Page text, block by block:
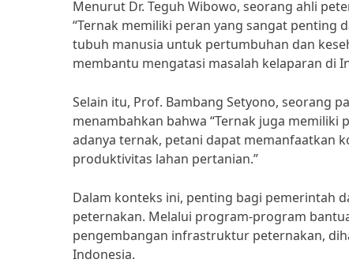
Menurut Dr. Teguh Wibowo, seorang ahli
“Ternak memiliki peran yang sangat penting
tubuh manusia untuk pertumbuhan dan
membantu mengatasi masalah kelaparan di
Selain itu, Prof. Bambang Setyono, seorang
menambahkan bahwa “Ternak juga
adanya ternak, petani dapat memanfaatkan
produktivitas lahan pertanian.”
Dalam konteks ini, penting bagi pemerintah
peternakan. Melalui program-program
pengembangan infrastruktur peternakan,
Indonesia.